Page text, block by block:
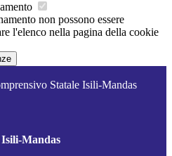
non possono essere
l'elenco nella pagina della cookie
Statale Isili-Mandas
Mandas